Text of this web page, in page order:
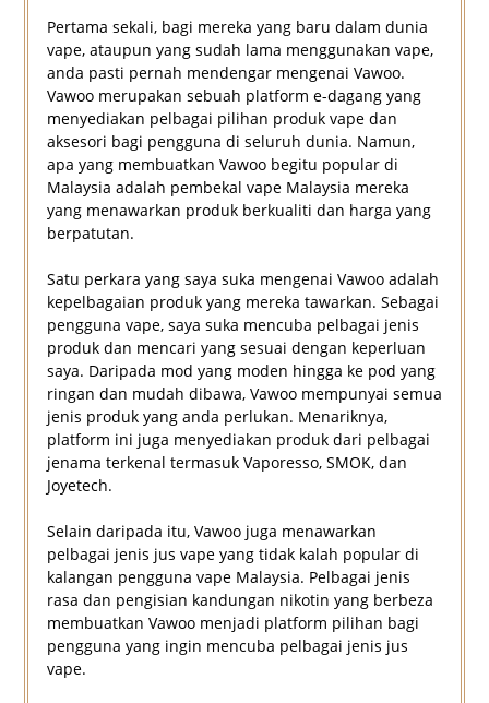
Pertama sekali, bagi mereka yang baru dalam dunia
vape, ataupun yang sudah lama menggunakan vape,
anda pasti pernah mendengar mengenai Vawoo.
Vawoo merupakan sebuah platform e-dagang yang
menyediakan pelbagai pilihan produk vape dan
aksesori bagi pengguna di seluruh dunia. Namun,
apa yang membuatkan Vawoo begitu popular di
Malaysia adalah pembekal vape Malaysia mereka
yang menawarkan produk berkualiti dan harga yang
berpatutan.
Satu perkara yang saya suka mengenai Vawoo adalah
kepelbagaian produk yang mereka tawarkan. Sebagai
pengguna vape, saya suka mencuba pelbagai jenis
produk dan mencari yang sesuai dengan keperluan
saya. Daripada mod yang moden hingga ke pod yang
ringan dan mudah dibawa, Vawoo mempunyai semua
jenis produk yang anda perlukan. Menariknya,
platform ini juga menyediakan produk dari pelbagai
jenama terkenal termasuk Vaporesso, SMOK, dan
Joyetech.
Selain daripada itu, Vawoo juga menawarkan
pelbagai jenis jus vape yang tidak kalah popular di
kalangan pengguna vape Malaysia. Pelbagai jenis
rasa dan pengisian kandungan nikotin yang berbeza
membuatkan Vawoo menjadi platform pilihan bagi
pengguna yang ingin mencuba pelbagai jenis jus
vape.